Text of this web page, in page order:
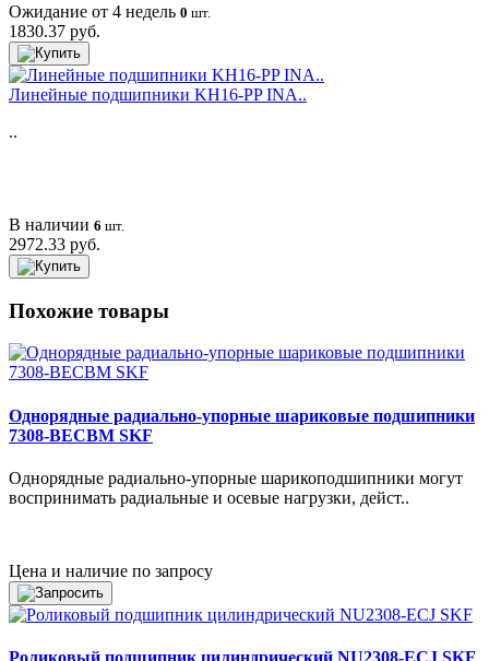
Ожидание от 4 недель 0 шт.
1830.37 руб.
Линейные подшипники KH16-PP INA..
..
В наличии 6 шт.
2972.33 руб.
Похожие товары
Однорядные радиально-упорные шариковые подшипники
7308-BECBM SKF
Однорядные радиально-упорные шарикоподшипники могут
воспринимать радиальные и осевые нагрузки, дейст..
Цена и наличие по запросу